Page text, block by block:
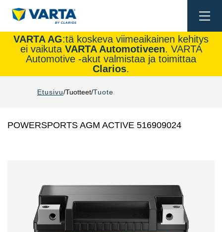
VARTA AG:tä koskeva viimeaikainen kehitys
ei vaikuta VARTA Automotiveen. VARTA
Automotive -akut valmistaa ja toimittaa
Clarios.
Etusivu Tuotteet Tuote
POWERSPORTS AGM ACTIVE 516909024